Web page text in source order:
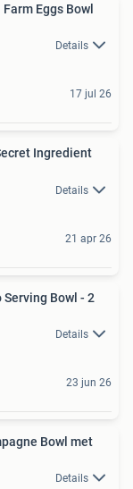
Eggs Bowl
Details
17 jul 26
Ingredient
Details
21 apr 26
Bowl - 2
Details
23 jun 26
Bowl met
Details